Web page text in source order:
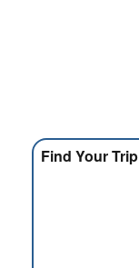
Find Your Trip